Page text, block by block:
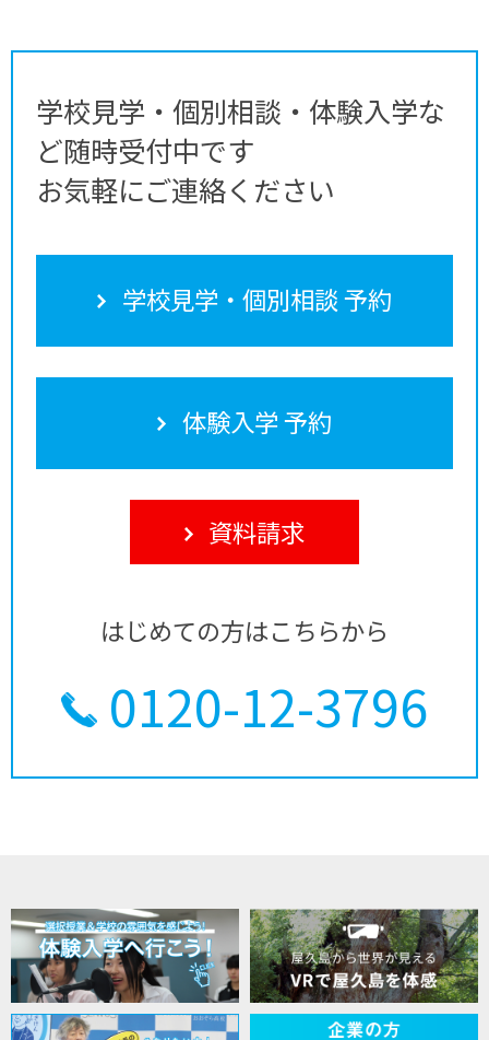
学校見学・個別相談・体験入学な
ど随時受付中です
お気軽にご連絡ください
学校見学・個別相談 予約
体験入学 予約
資料請求
はじめての方はこちらから
0120-12-3796